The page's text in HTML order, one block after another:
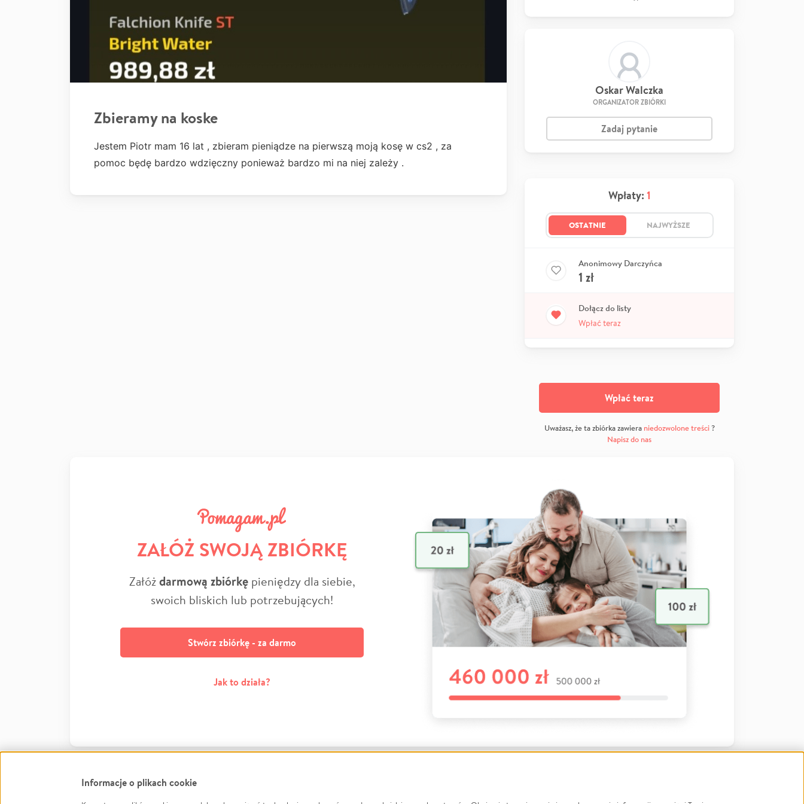
Zbieramy na koske
Jestem Piotr mam 16 lat , zbieram pieniądze na pierwszą moją kosę w cs2 , za
pomoc będę bardzo wdzięczny ponieważ bardzo mi na niej zależy .
Oskar Walczka
ORGANIZATOR ZBIÓRKI
Zadaj pytanie
Wpłaty: 1
OSTATNIE NAJWYŻSZE
Anonimowy Darczyńca
1 zł
Dołącz do listy
Wpłać teraz
Wpłać teraz
Uważasz, że ta zbiórka zawiera niedozwolone treści?
Napisz do nas
ZAŁÓŻ SWOJĄ ZBIÓRKĘ
Załóżdarmową zbiórkępieniędzy dla siebie,
swoich bliskich lub potrzebujących!
Stwórz zbiórkę - za darmo
Jak to działa?
Informacje o plikach cookie